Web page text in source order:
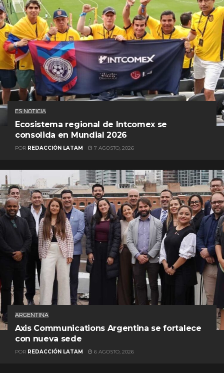
ES NOTICIA
Ecosistema regional de Intcomex se
consolida en Mundial 2026
POR REDACCIÓN LATAM 7 AGOSTO, 2026
ARGENTINA
Axis Communications Argentina se fortalece
con nueva sede
POR REDACCIÓN LATAM 6 AGOSTO, 2026